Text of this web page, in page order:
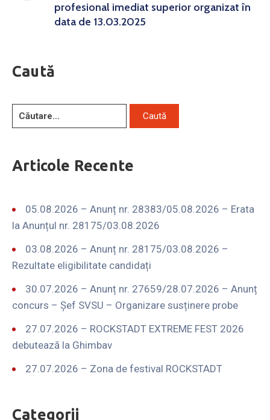
profesional imediat superior organizat în
data de 13.03.2025
Caută
Articole Recente
05.08.2026 – Anunț nr. 28383/05.08.2026 – Erata
la Anunțul nr. 28175/03.08.2026
03.08.2026 – Anunț nr. 28175/03.08.2026 –
Rezultate eligibilitate candidați
30.07.2026 – Anunț nr. 27659/28.07.2026 – Anunț
concurs – Șef SVSU – Organizare susținere probe
27.07.2026 – ROCKSTADT EXTREME FEST 2026
debutează la Ghimbav
27.07.2026 – Zona de festival ROCKSTADT
Categorii